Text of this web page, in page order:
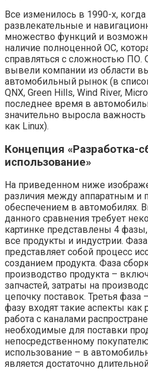
Все изменилось в 1990-х,
развлекательные и
множество функций и
наличие полноценной ОС,
справляться с сложностью
вывели компании из области
автомобильный рынок (в
QNX, Green Hills, Wind River,
последнее время в
значительно выросла
как Linux).
Концепция «Разработка-
использование»
На приведенном ниже
различия между аппаратным и
обеспечением в автомобилях.
данного сравнения требует
картинке представлены 4
все продукты и индустрии.
представляет собой процесс
созданием продукта. Фаза
производство продукта –
запчастей, затраты на
цепочку поставок. Третья фаза
фазу входят такие аспекты
работа с каналами
необходимые для поставки
непосредственному
использование – в
является достаточно